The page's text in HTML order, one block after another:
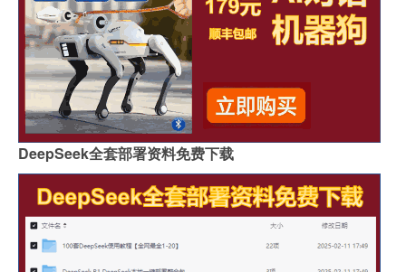
DeepSeek全套部署资料免费下载